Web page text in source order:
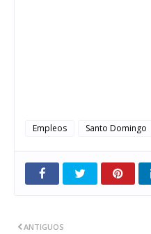
Empleos Santo Domingo
ANTIGUOS